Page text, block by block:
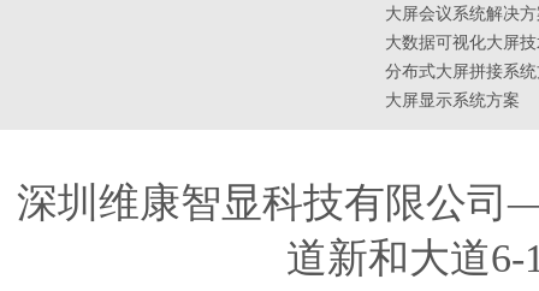
大屏会议系统解决
大数据可视化大屏
分布式大屏拼接系
大屏显示系统方案
深圳维康智显科技有限公
道新和大道6-